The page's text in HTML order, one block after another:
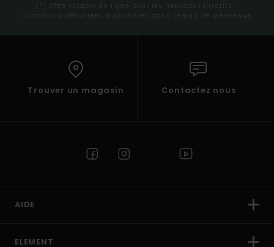
(*) Offre valable en ligne pour les nouveaux inscrits -
Conditions détaillées disponibles dans l'email de bienvenue
Trouver un magasin Contactez nous
AIDE
ELEMENT